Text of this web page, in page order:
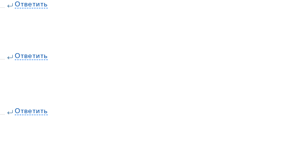
Ответить
Ответить
Ответить